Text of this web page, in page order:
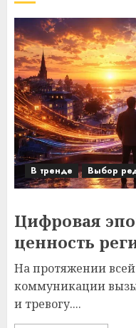
В тренде Выбор
Цифровая
ценность
На протяжении
коммуникации
и тревогу....